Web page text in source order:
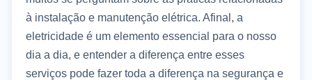
à instalação e manutenção elétrica. Afinal, a
eletricidade é um elemento essencial para o nosso
dia a dia, e entender a diferença entre esses
serviços pode fazer toda a diferença na segurança e